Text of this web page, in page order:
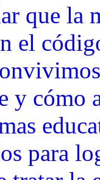
que la
el
y cómo
para